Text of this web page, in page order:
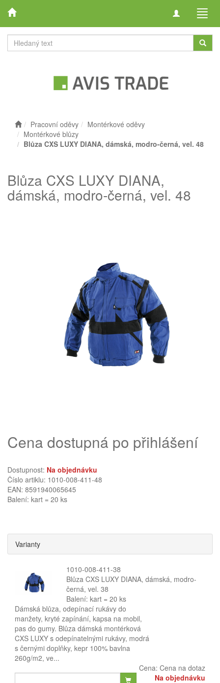
Toggle
Pracovní oděvy
Montérkové oděvy
Montérkové blůzy
Blůza CXS LUXY DIANA, dámská, modro-černá, vel. 48
Blůza CXS LUXY DIANA,
dámská, modro-černá, vel. 48
Cena dostupná po přihlášení
Dostupnost: Na objednávku
Číslo artiklu: 1010-008-411-48
EAN: 8591940065645
Balení: kart = 20 ks
Varianty
1010-008-411-38
Blůza CXS LUXY DIANA, dámská, modro-
černá, vel. 38
Balení: kart = 20 ks
Dámská blůza, odepínací rukávy do
manžety, kryté zapínání, kapsa na mobil,
pas do gumy. Blůza dámská montérková
CXS LUXY s odepínatelnými rukávy, modrá
s černými doplňky, kepr 100% bavlna
260g/m2, ve...
Cena: Cena na dotaz
Na objednávku